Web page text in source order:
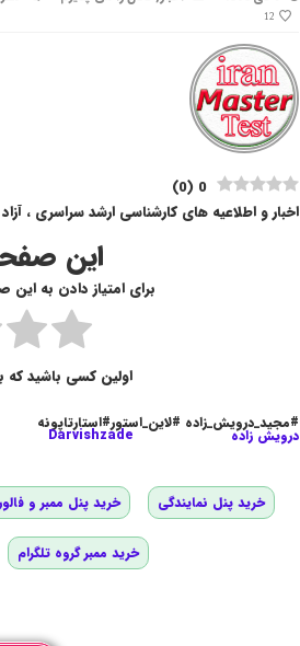
12
0
(
0
)
اخبار و اطلاعیه های کارشناسی ارشد سراسری ،
این
برای امتیاز دادن به
اولین کسی باشید
#مجید_درویش_زاده #لاین_استور#استارتاپونه
درویش زاده Darvishzade
خرید پنل نمایندگی خرید پنل ممبر و
خرید ممبر گروه تلگرام